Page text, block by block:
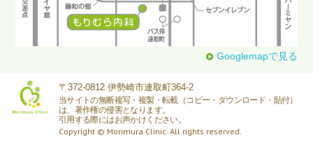
Googlemapで見る
〒372-0812 伊勢崎市連取町364-2
当サイトの無断複写・複製・転載（コピー・ダウンロード・貼付）
は、著作権の侵害となります。
引用する際にはお声かけください。
Copyright © Morimura Clinic. All rights reserved.